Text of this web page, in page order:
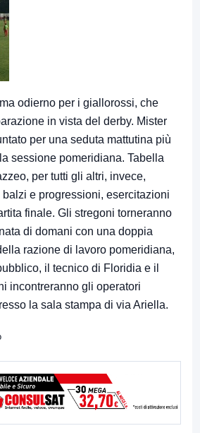
odierno per i giallorossi, che
in vista del derby. Mister
per una seduta mattutina più
sessione pomeridiana. Tabella
per tutti gli altri, invece,
e progressioni, esercitazioni
finale. Gli stregoni torneranno
di domani con una doppia
razione di lavoro pomeridiana,
il tecnico di Floridia e il
incontreranno gli operatori
la sala stampa di via Ariella.